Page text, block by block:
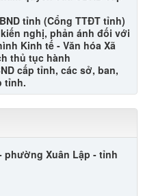
tỉnh (Cổng TTĐT tỉnh)
nghị, phản ánh đối với
Kinh tế - Văn hóa Xã
thủ tục hành
cấp tỉnh, các sở, ban,
tỉnh.​
phường Xuân Lập - tỉnh